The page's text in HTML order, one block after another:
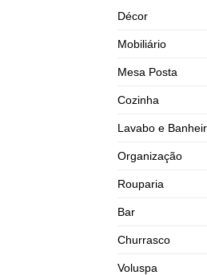
Décor
Mobiliário
Mesa Posta
Cozinha
Lavabo e
Organização
Rouparia
Bar
Churrasco
Voluspa